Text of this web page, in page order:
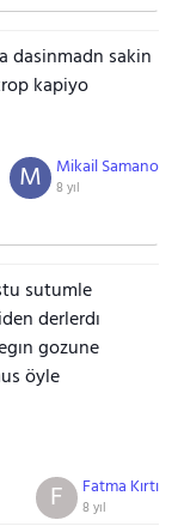
dasinmadn sakin
kapiyo
Mikail Samano
8 yıl
M
sutumle
derlerdı
gozune
öyle
Fatma Kırtı
8 yıl
F